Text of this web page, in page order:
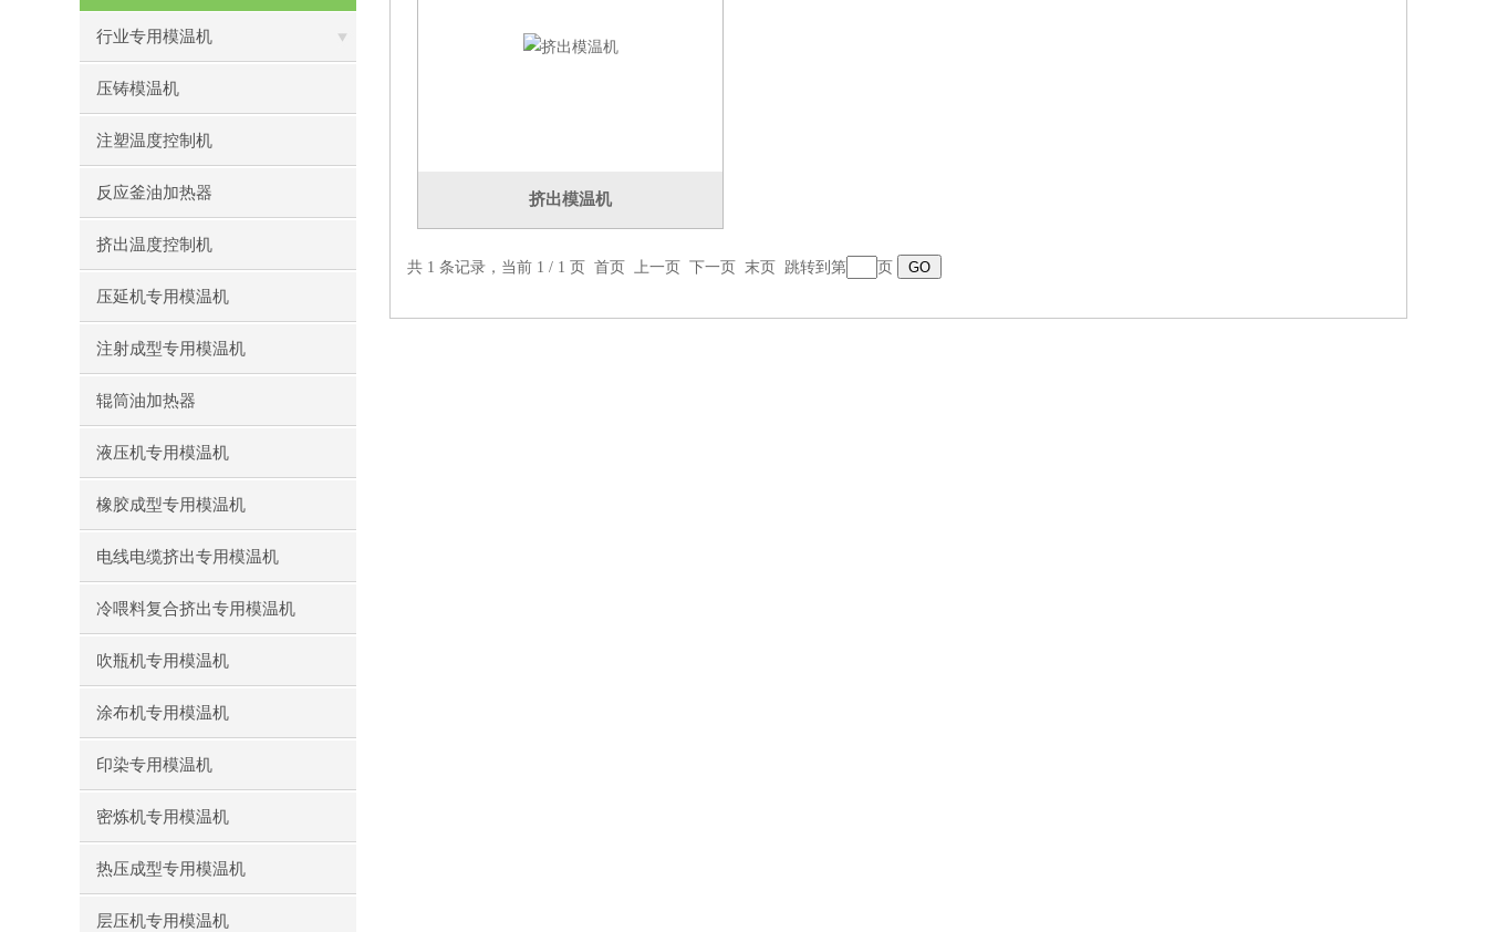
行业专用模温机
压铸模温机
注塑温度控制机
反应釜油加热器
挤出温度控制机
压延机专用模温机
注射成型专用模温机
辊筒油加热器
液压机专用模温机
橡胶成型专用模温机
电线电缆挤出专用模温机
冷喂料复合挤出专用模温机
吹瓶机专用模温机
涂布机专用模温机
印染专用模温机
密炼机专用模温机
热压成型专用模温机
层压机专用模温机
挤出模温机
共 1 条记录，当前 1 / 1 页 首页 上一页 下一页 末页 跳转到第 页